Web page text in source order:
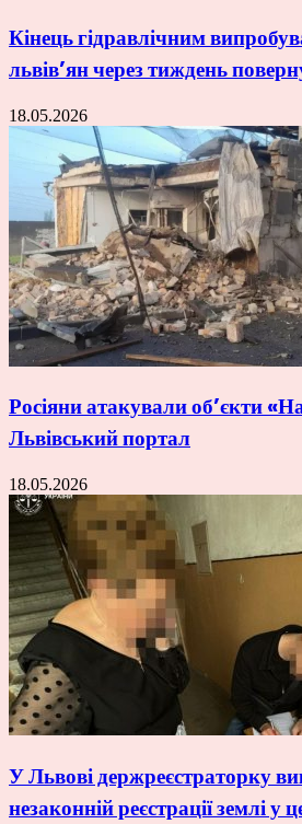
Кінець гідравлічним
львів’ян через тиждень
18.05.2026
Росіяни атакували об’єкти
Львівський портал
18.05.2026
У Львові держреєстраторку
незаконній реєстрації землі у